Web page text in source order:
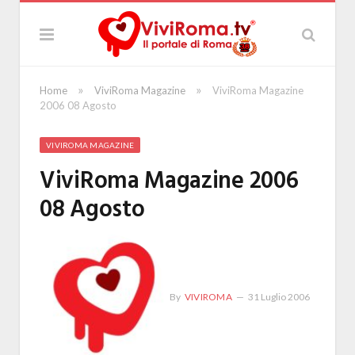
Home » ViviRoma Magazine »
ViviRoma Magazine
2006 08 Agosto
VIVIROMA MAGAZINE
ViviRoma Magazine 2006
08 Agosto
By VIVIROMA 31 Luglio 2006